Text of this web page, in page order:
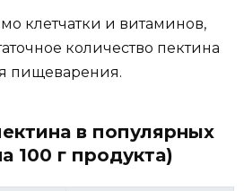
клетчатки и витаминов,
количество пектина
пищеварения.
в популярных
100 г продукта)